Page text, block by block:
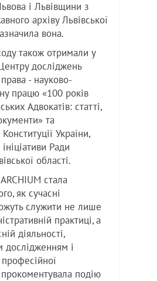
і Львівщини з
архіву Львівської
вона.
також отримали у
досліджень
- науково-
працю «100 років
Адвокатів: статті,
та
України,
Ради
області.
стала
як сучасні
служити не лише
практиці, а
діяльності,
дослідженням і
подію